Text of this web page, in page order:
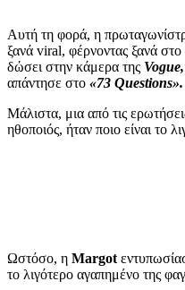
Αυτή τη φορά, η
ξανά viral, φέρνοντας ξανά στο
δώσει στην κάμερα της Vogue,
απάντησε στο «73 Questions».
Μάλιστα, μια από τις
ηθοποιός, ήταν ποιο είναι το
Ωστόσο, η Margot
το λιγότερο αγαπημένο της